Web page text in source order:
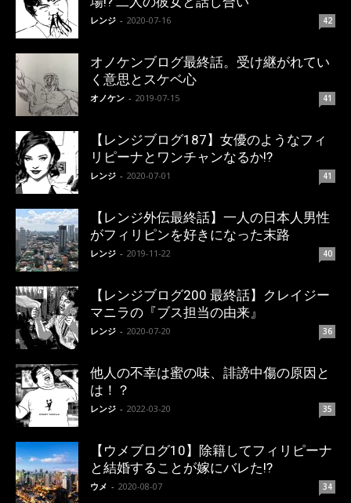
レンジ - 2020-07-16 42
オノケンブログ最終話。受け継がれてい
く意思とスケベ心
オノケン - 2019-07-15 41
【レンジブログ187】女優のようなフィ
リピーナとワンチャンなるか!?
レンジ - 2020-07-01 41
【レンジ外伝最終話】一人の日本人男性
がフィリピンを好きになった末路
レンジ - 2019-11-22 40
【レンジブログ200 最終話】クレイジー
マニラの『ブス担当の由来』
レンジ - 2020-07-20 36
他人の不幸は蜜の味、誹謗中傷の原因と
は！？
レンジ - 2022-03-20 35
【ウメブログ10】除籍してフィリピーナ
と結婚することが嫁にバレた!?
ウメ - 2020-08-07 34